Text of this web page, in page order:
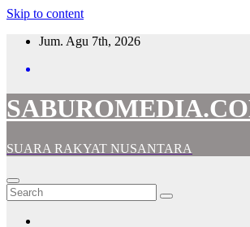
Skip to content
Jum. Agu 7th, 2026
SUARA RAKYAT NUSANTARA